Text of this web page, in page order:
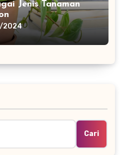
Jenis Tanaman
2024
Cari